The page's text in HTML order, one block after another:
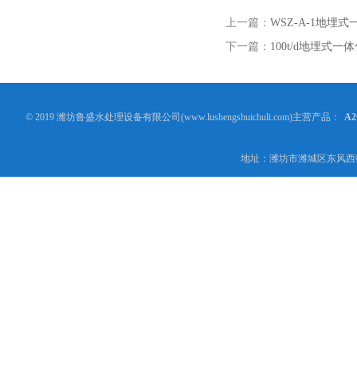
上一篇： WSZ-A-1地埋式
下一篇： 100t/d地埋式一
© 2019 潍坊鲁盛水处理设备有限公司(www.lushengshuichuli.com)主营产品：
地址：潍坊市潍城区东风